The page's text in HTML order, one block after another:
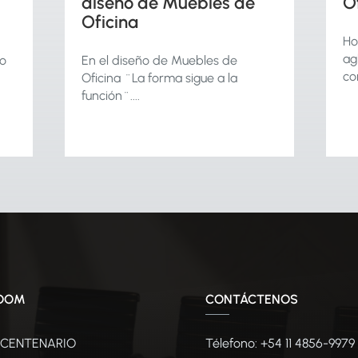
aglomeración urbana y situaciones
como la...
El
CONTÁCTENOS
Télefono: +54 11 4856-9979